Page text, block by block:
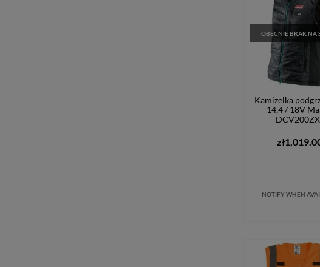
OBECNIE BRAK NA
Kamizelka
14,4 / 18V
NOTIFY WHEN